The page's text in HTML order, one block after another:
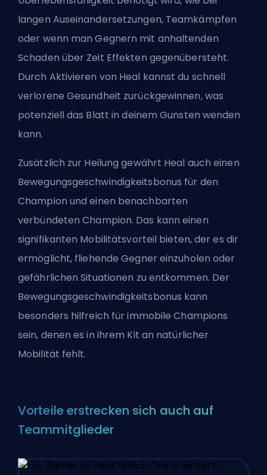
langen Auseinandersetzungen, Teamkämpfen
oder wenn man Gegnern mit anhaltenden
Schaden über Zeit Effekten gegenübersteht.
Durch Aktivieren von Heal kannst du schnell
verlorene Gesundheit zurückgewinnen, was
potenziell das Blatt in deinem Gunsten wenden
kann.
Zusätzlich zur Heilung gewährt Heal auch einen
Bewegungsgeschwindigkeitsbonus für den
Champion und einen benachbarten
verbündeten Champion. Das kann einen
signifikanten Mobilitätsvorteil bieten, der es dir
ermöglicht, fliehende Gegner einzuholen oder
gefährlichen Situationen zu entkommen. Der
Bewegungsgeschwindigkeitsbonus kann
besonders hilfreich für immobile Champions
sein, denen es in ihrem Kit an natürlicher
Mobilität fehlt.
Vorteile erstrecken sich auch auf
Teammitglieder